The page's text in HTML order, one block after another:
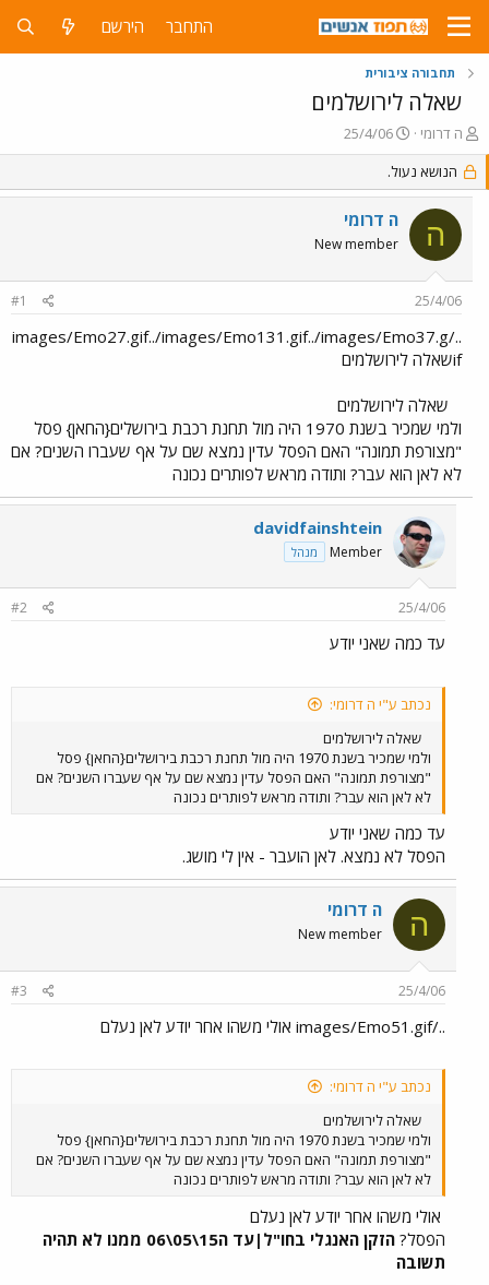
התחבר הירשם
תחבורה ציבורית
שאלה לירושלמים
פ
ו
ת
ח
נ
ה דרומי
פ
ו
ר
ס
ם
ב
ת
ך
25/4/06
הנושא נעול.
ה ה דרומי
New member
25/4/06
#1
../images/Emo27.gif../images/Emo131.gif../images/Emo37.g
ifשאלה לירושלמים
שאלה לירושלמים
ולמי שמכיר בשנת 1970 היה מול תחנת רכבת בירושלים{החאן} פסל
"מצורפת תמונה" האם הפסל עדין נמצא שם על אף שעברו השנים? אם
לא לאן הוא עבר? ותודה מראש לפותרים נכונה
davidfainshtein
Member מנהל
25/4/06
#2
עד כמה שאני יודע
נכתב ע"י ה דרומי:
שאלה לירושלמים
ולמי שמכיר בשנת 1970 היה מול תחנת רכבת בירושלים{החאן} פסל
"מצורפת תמונה" האם הפסל עדין נמצא שם על אף שעברו השנים? אם
לא לאן הוא עבר? ותודה מראש לפותרים נכונה
עד כמה שאני יודע
הפסל לא נמצא. לאן הועבר - אין לי מושג.
ה ה דרומי
New member
25/4/06
#3
../images/Emo51.gif אולי משהו אחר יודע לאן נעלם
נכתב ע"י ה דרומי:
שאלה לירושלמים
ולמי שמכיר בשנת 1970 היה מול תחנת רכבת בירושלים{החאן} פסל
"מצורפת תמונה" האם הפסל עדין נמצא שם על אף שעברו השנים? אם
לא לאן הוא עבר? ותודה מראש לפותרים נכונה
אולי משהו אחר יודע לאן נעלם
הפסל?
הזקן האנגלי בחו"ל|עד ה15\05\06 ממנו לא תהיה
תשובה